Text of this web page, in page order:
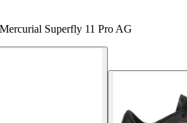
Superfly 11 Pro AG